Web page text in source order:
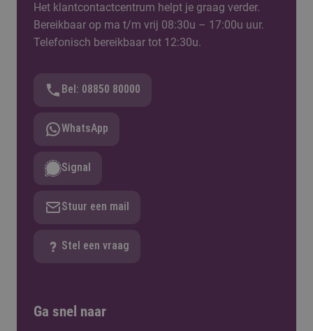
Het klantcontactcentrum helpt je graag verder.
Bereikbaar op ma t/m vrij 08:30u – 17:00u uur.
Telefonisch bereikbaar tot 12:30u.
Bel: 08850 80000
WhatsApp
Signal
Stuur een mail
Stel een vraag
Ga snel naar